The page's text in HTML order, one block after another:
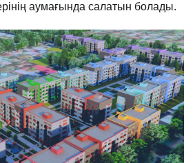
аумағында салатын болады.